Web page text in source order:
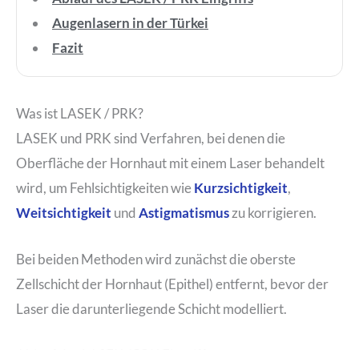
Augenlasern in der Türkei
Fazit
Was ist LASEK / PRK?
LASEK und PRK sind Verfahren, bei denen die
Oberfläche der Hornhaut mit einem Laser behandelt
wird, um Fehlsichtigkeiten wieKurzsichtigkeit,
Weitsichtigkeit undAstigmatismuszu korrigieren.
Bei beiden Methoden wird zunächst die oberste
Zellschicht der Hornhaut (Epithel) entfernt, bevor der
Laser die darunterliegende Schicht modelliert.